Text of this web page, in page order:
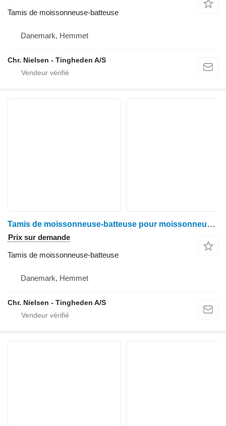
Tamis de moissonneuse-batteuse
Danemark, Hemmet
Chr. Nielsen - Tingheden A/S
Tamis de moissonneuse-batteuse pour moissonneuse-batteuse John Deere 9780
Prix sur demande
Tamis de moissonneuse-batteuse
Danemark, Hemmet
Chr. Nielsen - Tingheden A/S